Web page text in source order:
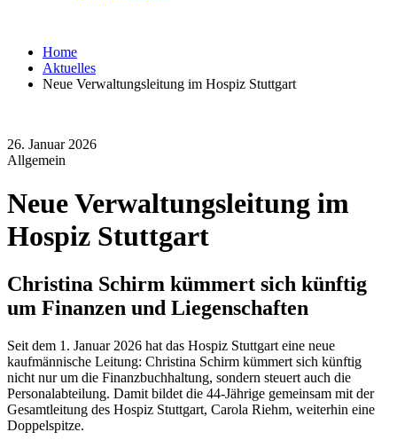
Home
Aktuelles
Neue Verwaltungsleitung im Hospiz Stuttgart
26. Januar 2026
Allgemein
Neue Verwaltungsleitung im
Hospiz Stuttgart
Christina Schirm kümmert sich künftig
um Finanzen und Liegenschaften
Seit dem 1. Januar 2026 hat das Hospiz Stuttgart eine neue
kaufmännische Leitung: Christina Schirm kümmert sich künftig
nicht nur um die Finanzbuchhaltung, sondern steuert auch die
Personalabteilung. Damit bildet die 44-Jährige gemeinsam mit der
Gesamtleitung des Hospiz Stuttgart, Carola Riehm, weiterhin eine
Doppelspitze.